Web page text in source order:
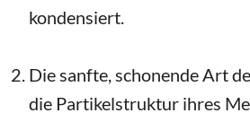
kondensiert.
Die sanfte, schonende Art
die Partikelstruktur ihres